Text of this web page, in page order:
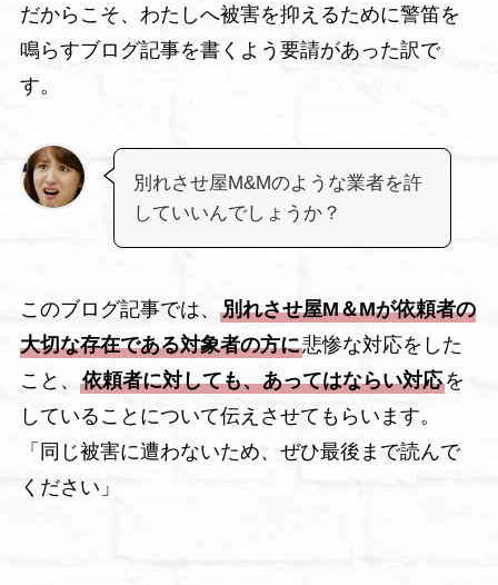
だからこそ、わたしへ被害を抑えるために警笛を
鳴らすブログ記事を書くよう要請があった訳で
す。
別れさせ屋M&Mのような業者を許
していいんでしょうか？
このブログ記事では、 別れさせ屋M＆Mが依頼者の
大切な存在である対象者の方に悲惨な対応をした
こと、 依頼者に対しても、あってはならい対応を
していることについて伝えさせてもらいます。
「同じ被害に遭わないため、ぜひ最後まで読んで
ください」